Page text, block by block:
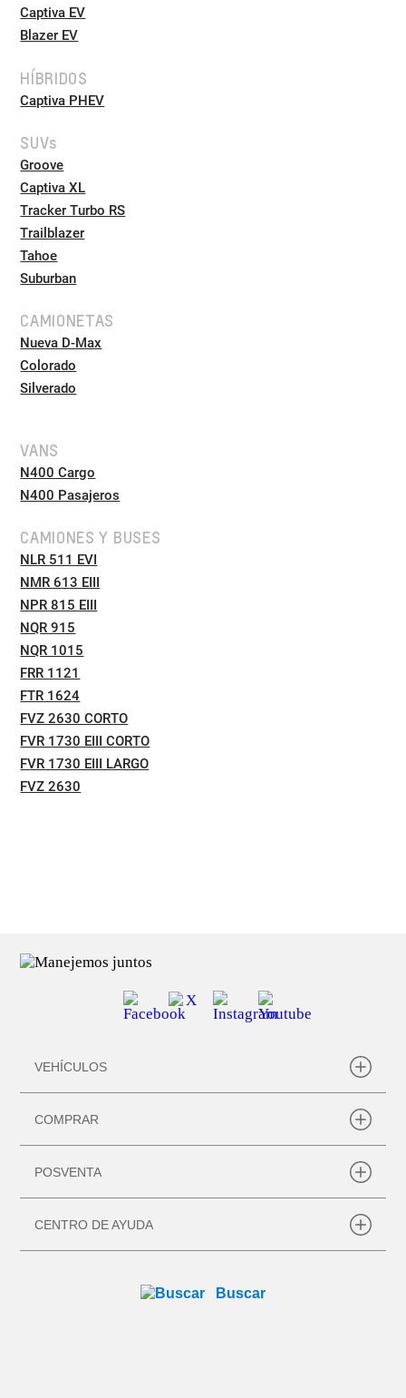
Captiva EV
Blazer EV
HÍBRIDOS
Captiva PHEV
SUVs
Groove
Captiva XL
Tracker Turbo RS
Trailblazer
Tahoe
Suburban
CAMIONETAS
Nueva D-Max
Colorado
Silverado
VANS
N400 Cargo
N400 Pasajeros
CAMIONES Y BUSES
NLR 511 EVI
NMR 613 EIII
NPR 815 EIII
NQR 915
NQR 1015
FRR 1121
FTR 1624
FVZ 2630 CORTO
FVR 1730 EIII CORTO
FVR 1730 EIII LARGO
FVZ 2630